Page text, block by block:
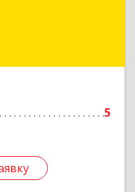
5
Магнитогорск г,